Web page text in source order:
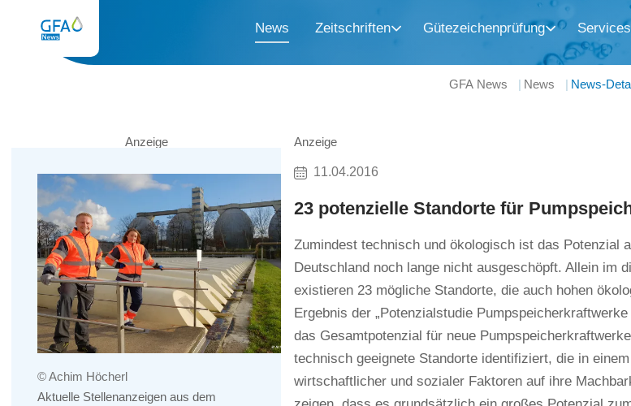
News Zeitschriften Gütezeichenprüfung Services
GFA News News News-
Anzeige
11.04.2016
23 potenzielle Standorte für
Zumindest technisch und ökologisch ist das Potenzial
Deutschland noch lange nicht ausgeschöpft. Allein im
existieren 23 mögliche Standorte, die auch hohen
Ergebnis der „Potenzialstudie
das Gesamtpotenzial für neue
technisch geeignete Standorte identifiziert, die in
wirtschaftlicher und sozialer Faktoren auf ihre
Anzeige
© Achim Höcherl
Aktuelle Stellenanzeigen aus dem